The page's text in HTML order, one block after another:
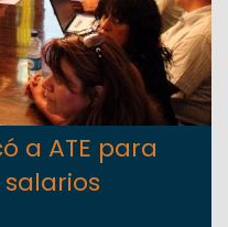
a ATE para